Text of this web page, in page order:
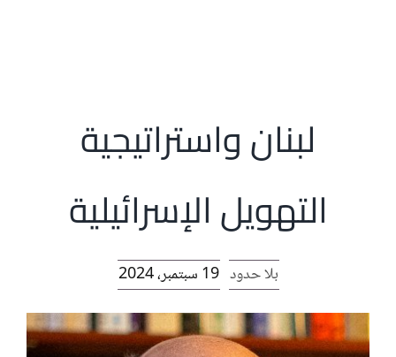
افتتاحية موقع المناضل-ة
لبنان واستراتيجية
التهويل الإسرائيلية
بلا حدود 19 سبتمبر، 2024